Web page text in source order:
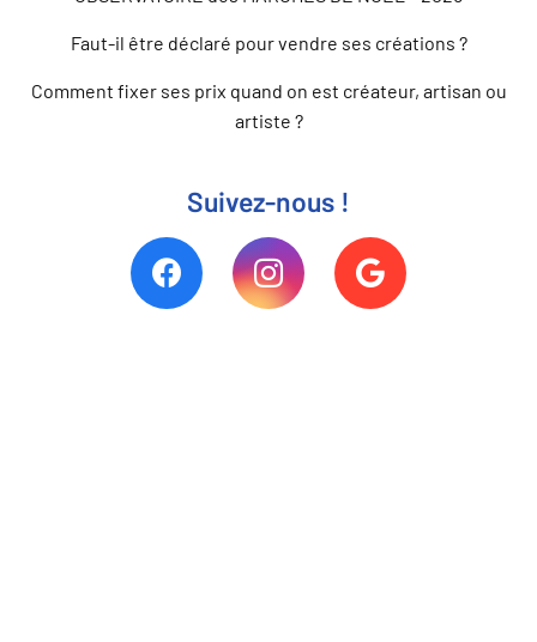
Faut-il être déclaré pour vendre ses créations ?
Comment fixer ses prix quand on est créateur, artisan ou
artiste ?
Suivez-nous !